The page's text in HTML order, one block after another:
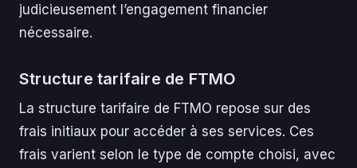
judicieusement l’engagement financier
nécessaire.
Structure tarifaire de FTMO
La structure tarifaire de FTMO repose sur des
frais initiaux pour accéder à ses services. Ces
frais varient selon le type de compte choisi, avec